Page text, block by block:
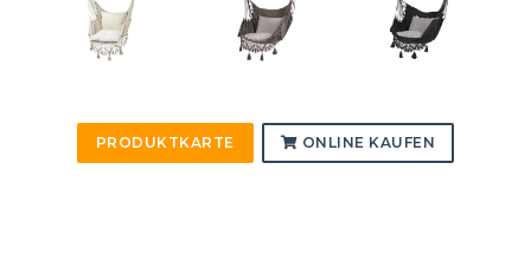
PRODUKTKARTE ONLINE KAUFEN